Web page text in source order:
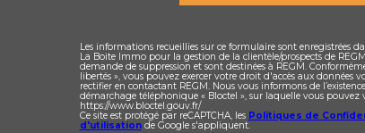
Les informations recueillies sur ce formulaire sont enregistrées
La Boite Immo pour la gestion de la clientèle/prospects de
demande de suppression et sont destinées à REGM.
libertés », vous pouvez exercer votre droit d'accès aux données
rectifier en contactant REGM. Nous vous informons de
démarchage téléphonique « Bloctel », sur laquelle vous pouvez
https://www.bloctel.gouv.fr/
Ce site est protégé par reCAPTCHA, les Politiques de
d'utilisationde Google s'appliquent.